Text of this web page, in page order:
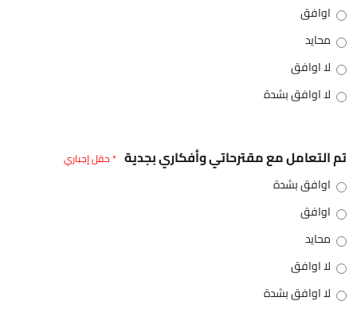
اوافق
محايد
لا اوافق
لا اوافق بشدة
تم التعامل مع مقترحاتي وأفكاري بجدية * حقل إجباري
اوافق بشدة
اوافق
محايد
لا اوافق
لا اوافق بشدة